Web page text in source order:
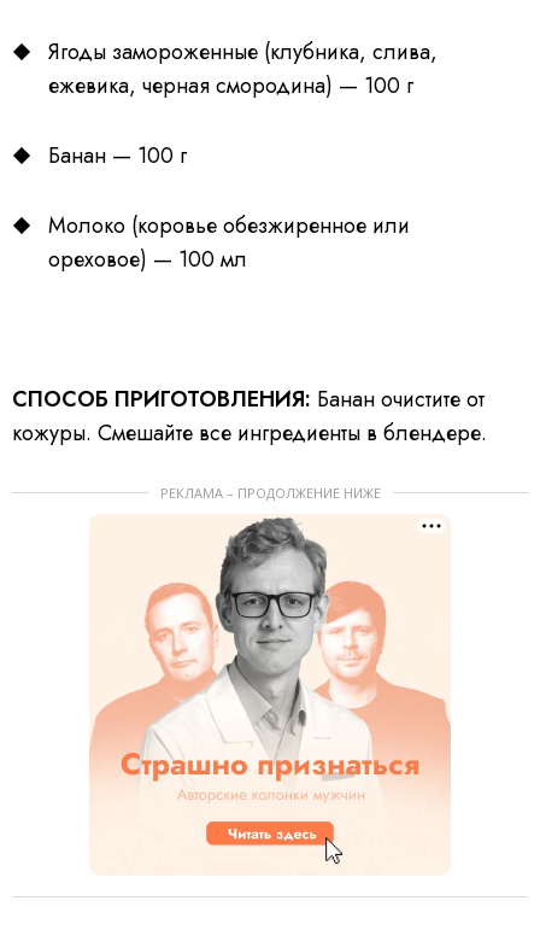
Ягоды замороженные (клубника, слива,
ежевика, черная смородина) — 100 г
Банан — 100 г
Молоко (коровье обезжиренное или
ореховое) — 100 мл
СПОСОБ ПРИГОТОВЛЕНИЯ: Банан очистите от
кожуры. Смешайте все ингредиенты в блендере.
РЕКЛАМА – ПРОДОЛЖЕНИЕ НИЖЕ